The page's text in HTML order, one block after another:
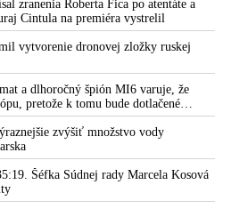
zranenia Roberta Fica po atentáte a
Cintula na premiéra vystrelil
vytvorenie dronovej zložky ruskej
a dlhoročný špión MI6 varuje, že
pretože k tomu bude dotlačené
invázii na Ukrajinu v roku 2022.
na zhromaždených diplomatov,
Ukrajinu na zimu. Putin vraj bude
pravdepodobne neskončí
zvýšiť množstvo vody
Šéfka Súdnej rady Marcela Kosová